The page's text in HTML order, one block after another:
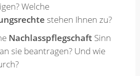
Welche
stehen Ihnen zu?
NachlasspflegschaftSinn
sie beantragen? Und wie